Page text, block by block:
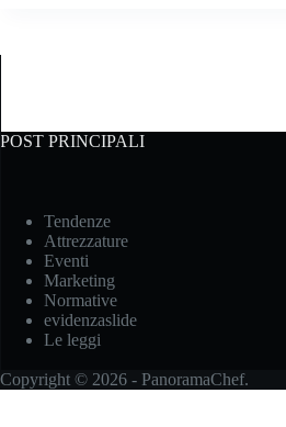
POST PRINCIPALI
Tendenze
Attrezzature
Eventi
Marketing
Normative
evidenzaslide
Le leggi
Copyright © 2026 - PanoramaChef.